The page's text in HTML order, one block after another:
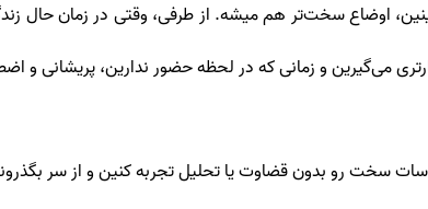
اوضاع سخت‌تر هم میشه. از طرفی، وقتی در زمان حال
می‌گیرین و زمانی که در لحظه حضور ندارین، پریشانی و
سخت رو بدون قضاوت یا تحلیل تجربه کنین و از سر